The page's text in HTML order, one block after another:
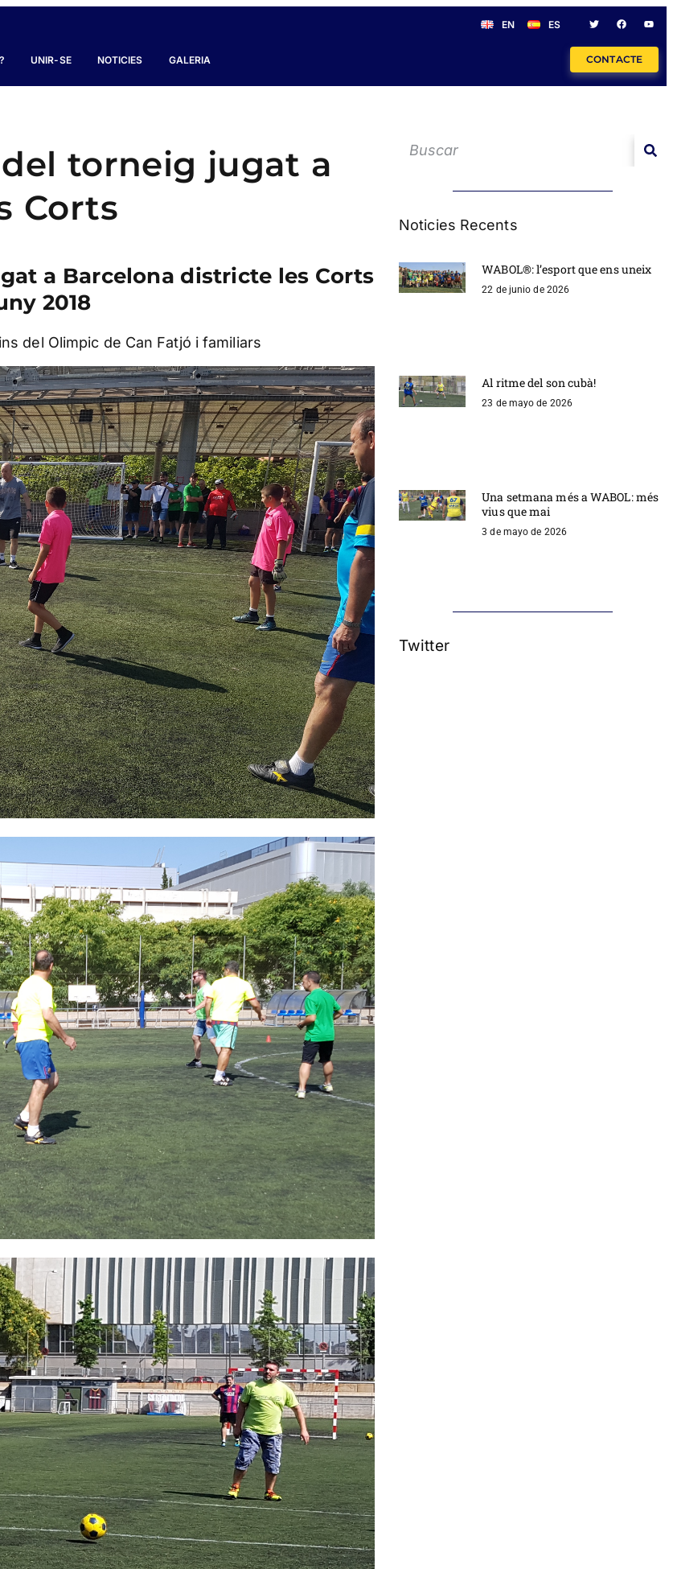
EN ES
CONTACTE
UNIR-SE NOTICIES GALERIA
torneig jugat a
Corts
a Barcelona districte les Corts
2018
del Olimpic de Can Fatjó i familiars
Noticies Recents
WABOL®: l’esport que ens uneix
22 de junio de 2026
Al ritme del son cubà!
23 de mayo de 2026
Una setmana més a WABOL: més
vius que mai
3 de mayo de 2026
Twitter